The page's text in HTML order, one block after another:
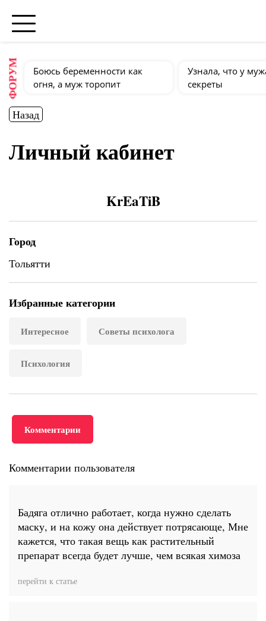
ФОРУМ
Боюсь беременности как
огня, а муж торопит
Узнала, что у
секреты
Назад
Личный кабинет
KrEaTiB
Город
Тольятти
Избранные категории
Интересное Советы психолога
Психология
Комментарии
Комментарии пользователя
Бадяга отлично работает, когда нужно сделать
маску, и на кожу она действует потрясающе, Мне
кажется, что такая вещь как растительный
препарат всегда будет лучше, чем всякая химоза
перейти к статье